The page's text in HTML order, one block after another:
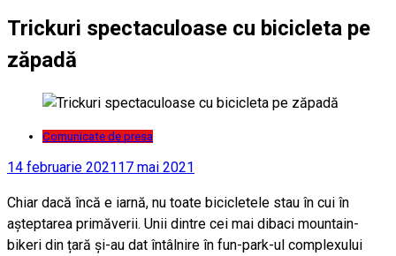
Trickuri spectaculoase cu bicicleta pe
zăpadă
Comunicate de presa
14 februarie 202117 mai 2021
Chiar dacă încă e iarnă, nu toate bicicletele stau în cui în
așteptarea primăverii. Unii dintre cei mai dibaci mountain-
bikeri din țară și-au dat întâlnire în fun-park-ul complexului